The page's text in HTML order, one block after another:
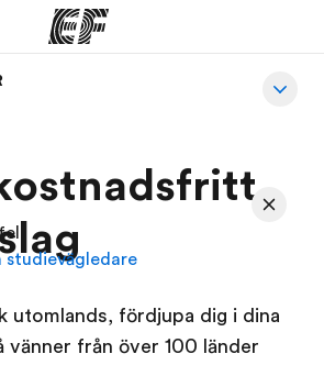
utomlands, fördjupa dig i dina
vänner från över 100 länder
studievägledare